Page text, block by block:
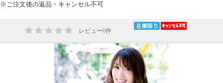
※ご注文後の返品・キャンセル不可
レビュー0件